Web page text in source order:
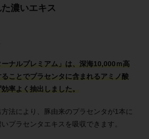
濃いエキス
ナルプレミアム」は、深海10,000ｍ高
ことでプラセンタに含まれるアミノ酸
率よく抽出しました。
法により、豚由来のプラセンタが1本に
プラセンタエキスを吸収できます。